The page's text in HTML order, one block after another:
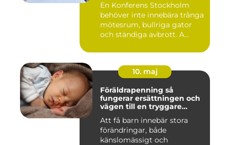
En Konferens Stockholm
behöver inte innebära trånga
mötesrum, bullriga gator
och ständiga avbrott. A...
10. maj
Föräldrapenning så
fungerar ersättningen och
vägen till en tryggare
Att få barn innebär stora
förändringar, både
känslomässigt och